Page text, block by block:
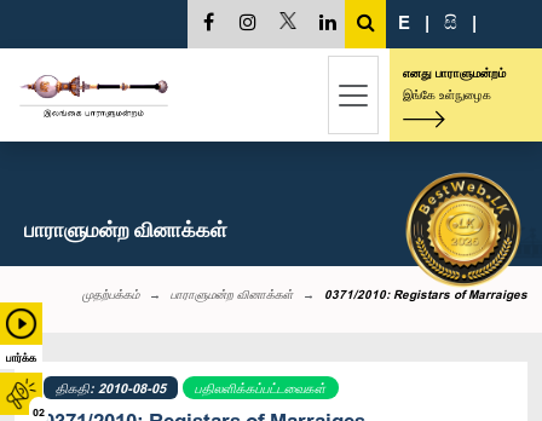
பார்க்க
02
E | සි |
எனது பாராளுமன்றம்
இங்கே உள்நுழைக
பாராளுமன்ற வினாக்கள்
முதற்பக்கம் பாராளுமன்ற வினாக்கள் 0371/2010: Registars of Marraiges
திகதி: 2010-08-05 பதிலளிக்கப்பட்டவைகள்